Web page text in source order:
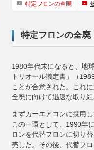
特定フロンの全廃
特定フロンの全廃
1980年代末になると、地
トリオール議定書」（
ことが合意された。これ
全廃に向けて迅速な取り
まずカーエアコンに採用
この一環として、1990年
ロンを代替フロンに切り
売した。その後、代替フ